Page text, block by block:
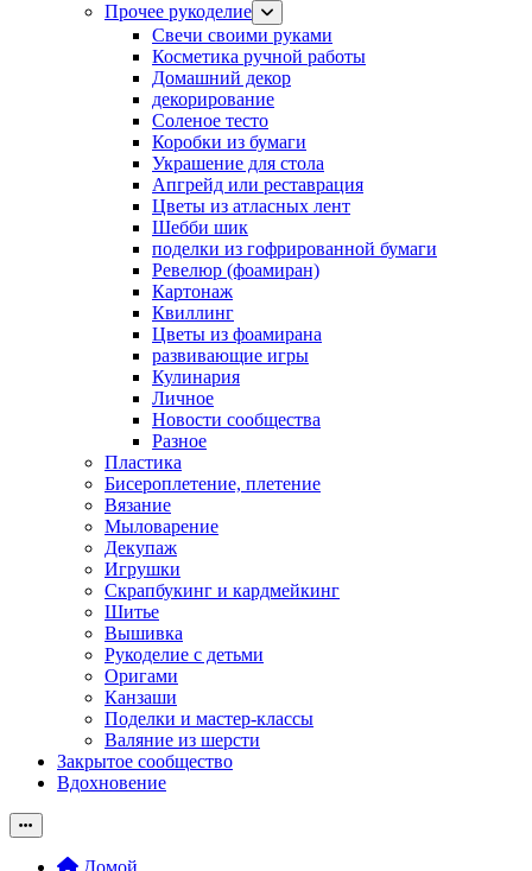
Прочее рукоделие
Свечи своими руками
Косметика ручной работы
Домашний декор
декорирование
Соленое тесто
Коробки из бумаги
Украшение для стола
Апгрейд или реставрация
Цветы из атласных лент
Шебби шик
поделки из гофрированной бумаги
Ревелюр (фоамиран)
Картонаж
Квиллинг
Цветы из фоамирана
развивающие игры
Кулинария
Личное
Новости сообщества
Разное
Пластика
Бисероплетение, плетение
Вязание
Мыловарение
Декупаж
Игрушки
Скрапбукинг и кардмейкинг
Шитье
Вышивка
Рукоделие с детьми
Оригами
Канзаши
Поделки и мастер-классы
Валяние из шерсти
Закрытое сообщество
Вдохновение
Домой